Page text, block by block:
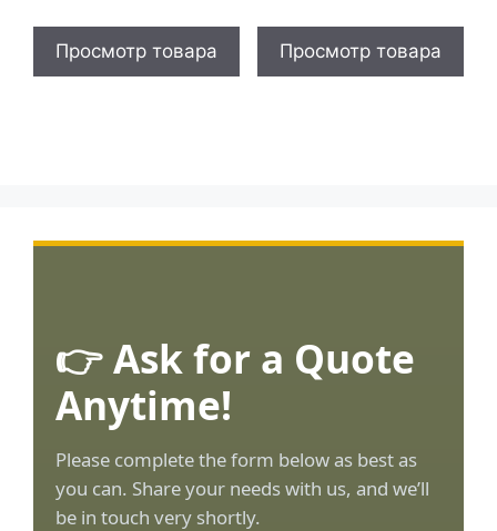
Просмотр товара Просмотр товара
👉 Ask for a Quote
Anytime!
Please complete the form below as best as
you can. Share your needs with us, and we’ll
be in touch very shortly.